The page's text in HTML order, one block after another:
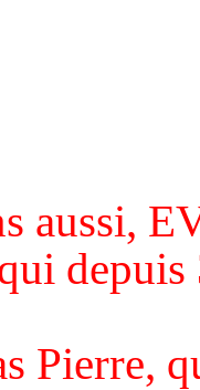
aussi,
depuis
Pierre,